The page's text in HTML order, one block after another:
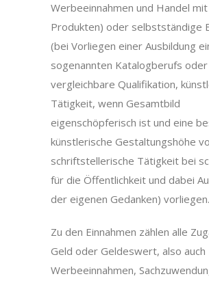
Werbeeinnahmen und Handel
Produkten) oder selbstständige
(bei Vorliegen einer Ausbildung
sogenannten Katalogberufs
vergleichbare Qualifikation,
Tätigkeit, wenn Gesamtbild
eigenschöpferisch ist und eine
künstlerische Gestaltungshöhe
schriftstellerische Tätigkeit bei
für die Öffentlichkeit und dabei
der eigenen Gedanken) vorliegen.
Zu den Einnahmen zählen alle
Geld oder Geldeswert, also auch
Werbeeinnahmen,